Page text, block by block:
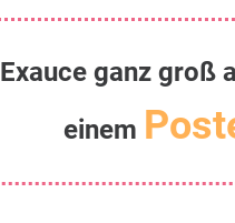
Exauce ganz groß
einem